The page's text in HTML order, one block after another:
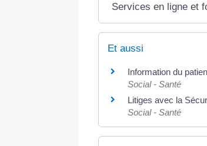
Services en ligne et
Et aussi
Information du
Social - Santé
Litiges avec la
Social - Santé